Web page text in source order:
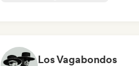
Los Vagabondos